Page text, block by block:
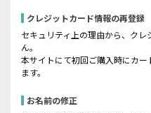
クレジットカード情報の再登録
セキュリティ上の理由から、ク
ん。
本サイトにて初回ご購入時にカ
ます。
お名前の修正